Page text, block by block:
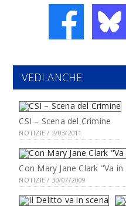
VEDI ANCHE
CSI – Scena del Crimine
NOTIZIE / 2/03/2011
Con Mary Jane Clark "Va
NOTIZIE / 30/07/2009